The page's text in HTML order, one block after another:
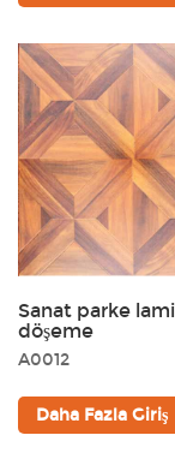
Sanat parke
döşeme
A0012
Daha Fazla Giriş